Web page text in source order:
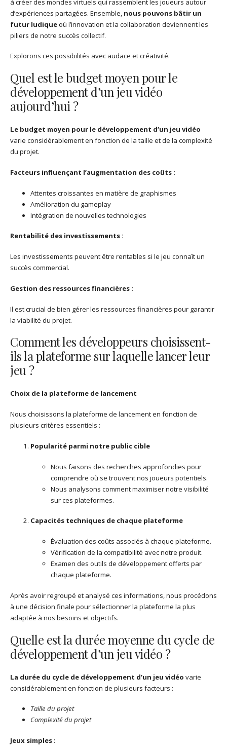
à créer des mondes virtuels qui rassemblent les joueurs autour
d’expériences partagées. Ensemble, nous pouvons bâtir un
futur ludiqueoù l’innovation et la collaboration deviennent les
piliers de notre succès collectif.
Explorons ces possibilités avec audace et créativité.
Quel est le budget moyen pour le
développement d’un jeu vidéo
aujourd’hui ?
Le budget moyen pour le développement d’un jeu vidéo
varie considérablement en fonction de la taille et de la complexité
du projet.
Facteurs influençant l’augmentation des coûts :
Attentes croissantes en matière de graphismes
Amélioration du gameplay
Intégration de nouvelles technologies
Rentabilité des investissements :
Les investissements peuvent être rentables si le jeu connaît un
succès commercial.
Gestion des ressources financières :
Il est crucial de bien gérer les ressources financières pour garantir
la viabilité du projet.
Comment les développeurs choisissent-
ils la plateforme sur laquelle lancer leur
jeu ?
Choix de la plateforme de lancement
Nous choisissons la plateforme de lancement en fonction de
plusieurs critères essentiels :
Popularité parmi notre public cible
Nous faisons des recherches approfondies pour
comprendre où se trouvent nos joueurs potentiels.
Nous analysons comment maximiser notre visibilité
sur ces plateformes.
Capacités techniques de chaque plateforme
Évaluation des coûts associés à chaque plateforme.
Vérification de la compatibilité avec notre produit.
Examen des outils de développement offerts par
chaque plateforme.
Après avoir regroupé et analysé ces informations, nous procédons
à une décision finale pour sélectionner la plateforme la plus
adaptée à nos besoins et objectifs.
Quelle est la durée moyenne du cycle de
développement d’un jeu vidéo ?
La durée du cycle de développement d’un jeu vidéo varie
considérablement en fonction de plusieurs facteurs :
Taille du projet
Complexité du projet
Jeux simples :